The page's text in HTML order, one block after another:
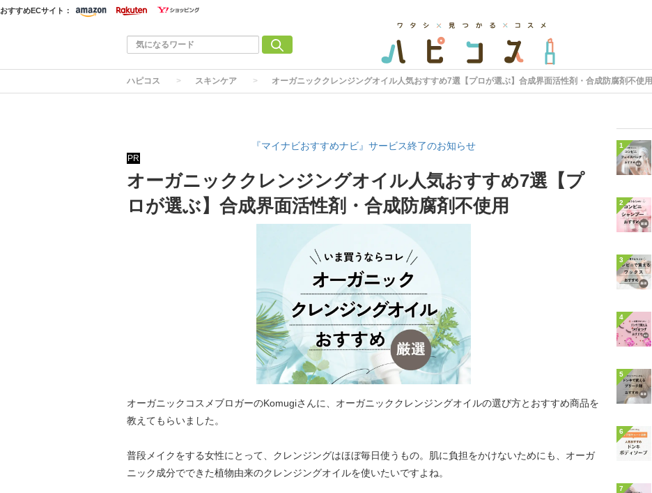
おすすめECサイト：
ハピコス スキンケア オーガニッククレンジングオイル人気おすすめ7選【プロが選ぶ】合成界面活性剤・合成防腐剤不使用
『マイナビおすすめナビ』サービス終了のお知らせ
PR
オーガニッククレンジングオイル人気おすすめ7選【プ
ロが選ぶ】合成界面活性剤・合成防腐剤不使用
オーガニックコスメブロガーのKomugiさんに、オーガニッククレンジングオイルの選び方とおすすめ商品を
教えてもらいました。
普段メイクをする女性にとって、クレンジングはほぼ毎日使うもの。肌に負担をかけないためにも、オーガ
ニック成分でできた植物由来のクレンジングオイルを使いたいですよね。
1
2
3
4
5
6
7